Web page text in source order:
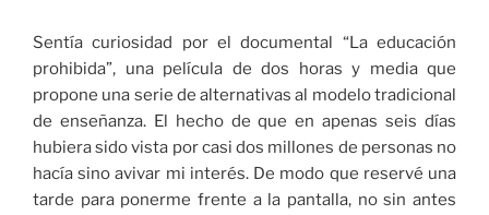
Sentía curiosidad por el documental “La educación
prohibida”, una película de dos horas y media que
propone una serie de alternativas al modelo tradicional
de enseñanza. El hecho de que en apenas seis días
hubiera sido vista por casi dos millones de personas no
hacía sino avivar mi interés. De modo que reservé una
tarde para ponerme frente a la pantalla, no sin antes